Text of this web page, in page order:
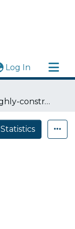
Log In (current)
Solving a highly-constrained bi-objective shift scheduling problem using a specialized NSGA-II
Statistics